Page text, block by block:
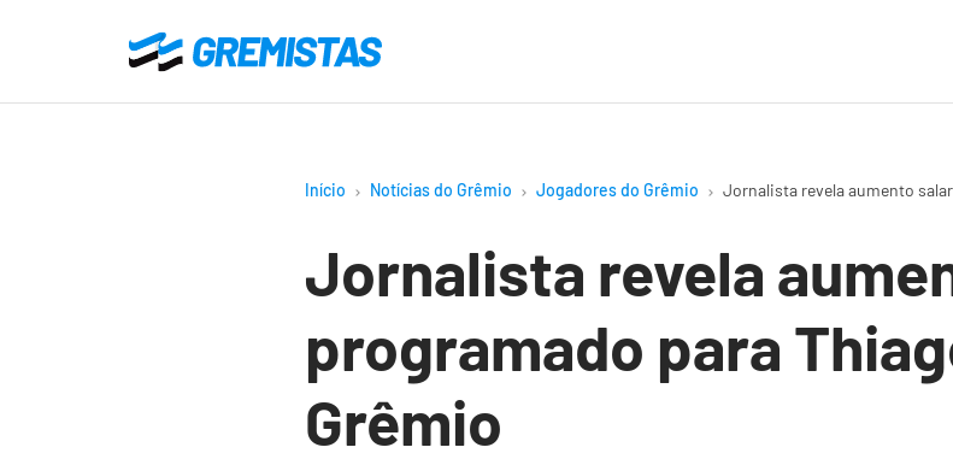
o
Gremistas
Início Notícias do Grêmio Jogadores do Grêmio Jornalista revela aumento
Jornalista revela
programado para
Grêmio